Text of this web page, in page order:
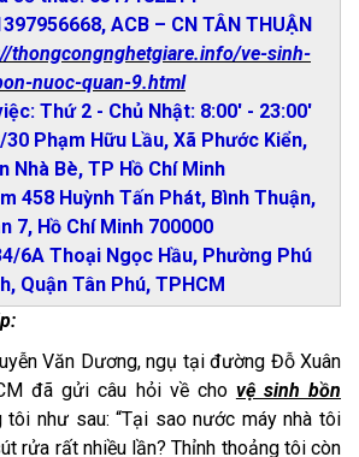
ACB – CN TÂN THUẬN
thongcongnghetgiare.info/ve-sinh-
nuoc-quan-9.html
Thứ 2 - Chủ Nhật: 8:00' - 23:00'
Phạm Hữu Lầu, Xã Phước Kiển,
Nhà Bè, TP Hồ Chí Minh
458 Huỳnh Tấn Phát, Bình Thuận,
7, Hồ Chí Minh 700000
6A Thoại Ngọc Hầu, Phường Phú
Quận Tân Phú, TPHCM
Văn Dương, ngụ tại đường Đỗ Xuân
đã gửi câu hỏi về cho vệ sinh bồn
tôi như sau: “Tại sao nước máy nhà tôi
rửa rất nhiều lần? Thỉnh thoảng tôi còn